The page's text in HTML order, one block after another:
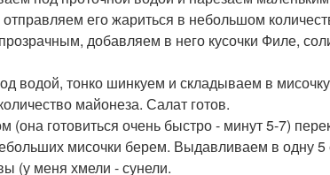
его жариться в небольшом
прозрачным, добавляем в него кусочки Филе,
водой, тонко шинкуем и складываем в
майонеза. Салат готов.
(она готовиться очень быстро - минут 5-7)
мисочки берем. Выдавливаем в одну
(у меня хмели - сунели.